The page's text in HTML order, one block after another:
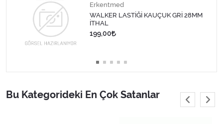
Sarf Malzemeleri
Sarf Malzemeleri
Erkentmed
WALKER LASTİĞİ KAUÇUK GRİ 28MM
İTHAL
199,00
Bu Kategorideki En Çok Satanlar